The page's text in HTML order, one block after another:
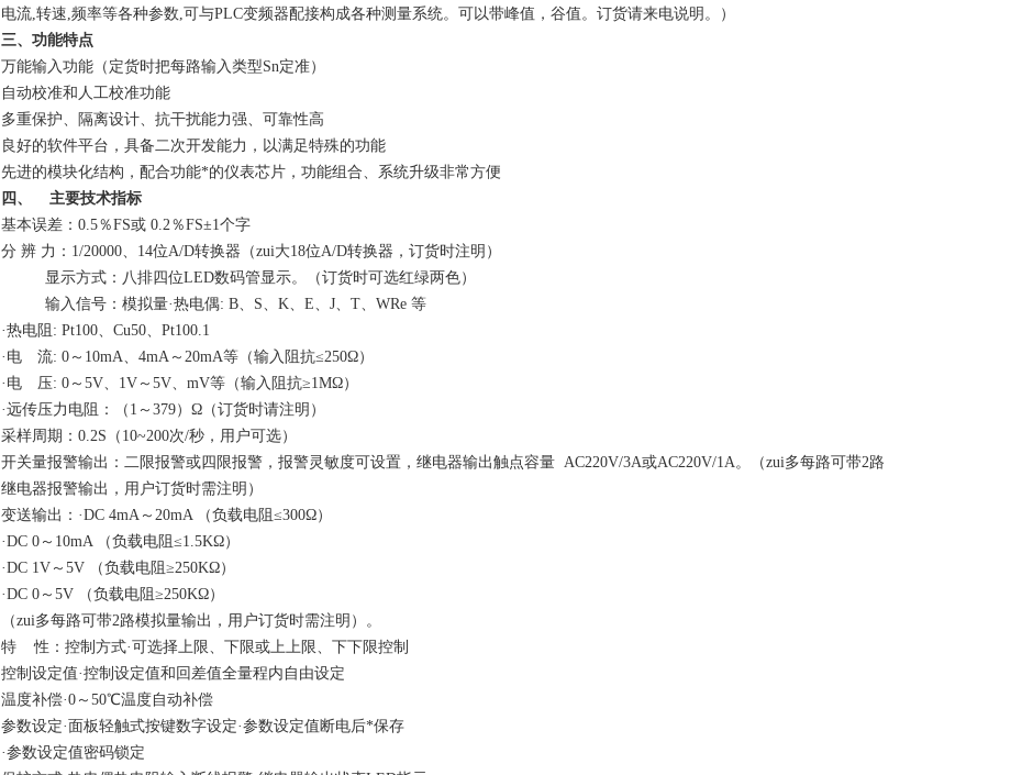
电流,转速,频率等各种参数,可与PLC变频器配接构成各种测量系统。可以带峰值，谷值。订货请来电说明。）
三、 功能特点
万能输入功能（定货时把每路输入类型Sn定准）
自动校准和人工校准功能
多重保护、隔离设计、抗干扰能力强、可靠性高
良好的软件平台，具备二次开发能力，以满足特殊的功能
先进的模块化结构，配合功能*的仪表芯片，功能组合、系统升级非常方便
四、
主要技术指标
基本误差： 0.5％FS或 0.2％FS±1个字
分 辨 力： 1/20000、 14位A/D转换器（zui大18位A/D转换器，订货时注明）
显示方式：八排四位LED数码管显示。（订货时可选红绿两色）
输入信号：模拟量·热电偶: B、 S、 K、 E、 J、 T、 WRe 等
·热电阻 : Pt100、 Cu50、 Pt100.1
·电 流: 0 ～ 10mA、 4mA ～ 20mA等（输入阻抗≤250Ω）
·电 压: 0 ～ 5V、 1V ～ 5V、 mV等（输入阻抗≥1MΩ）
·远传压力电阻：（ 1 ～ 379）Ω （订货时请注明 ）
采样周期： 0.2S （ 10~200次/秒，用户可选）
开关量报警输出：二限报警或四限报警，报警灵敏度可设置，继电器输出触点容量 AC220V/3A或AC220V/1A。（zui多每路可带2路
继电器报警输出，用户订货时需注明）
变送输出： ·DC 4mA～20mA （负载电阻≤300Ω）
·DC 0～10mA （负载电阻≤1.5KΩ）
·DC 1V～5V （负载电阻≥250KΩ）
·DC 0～5V （负载电阻≥250KΩ）
（zui多每路可带2路模拟量输出，用户订货时需注明）。
特
性： 控制方式·可选择上限、下限或上上限、下下限控制
控制设定值·控制设定值和回差值全量程内自由设定
温度补偿·0～50℃温度自动补偿
参数设定·面板轻触式按键数字设定·参数设定值断电后*保存
·参数设定值密码锁定